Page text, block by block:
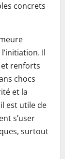
concrets
Il
renforts
chocs
et la
est utile de
s’user
surtout